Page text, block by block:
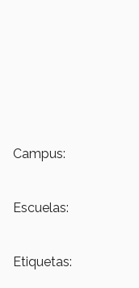
Campus:
Escuelas:
Etiquetas: